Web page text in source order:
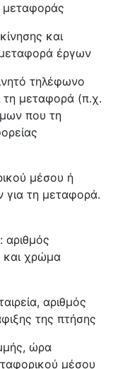
μεταφοράς
και
έργων
τηλέφωνο
τη μεταφορά (π.χ.
που τη
μέσου ή
για τη μεταφορά.
αριθμός
και χρώμα
αριθμός
της πτήσης
ώρα
μέσου